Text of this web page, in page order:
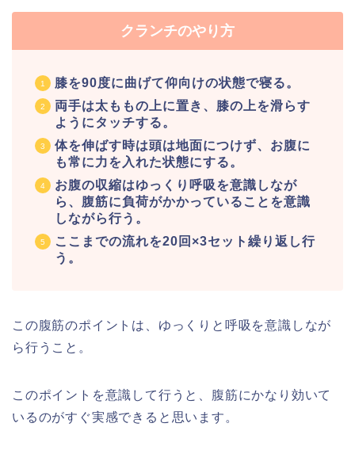
クランチのやり方
膝を90度に曲げて仰向けの状態で寝る。
両手は太ももの上に置き、膝の上を滑らす
ようにタッチする。
体を伸ばす時は頭は地面につけず、お腹に
も常に力を入れた状態にする。
お腹の収縮はゆっくり呼吸を意識しなが
ら、腹筋に負荷がかかっていることを意識
しながら行う。
ここまでの流れを20回×3セット繰り返し行
う。
この腹筋のポイントは、ゆっくりと呼吸を意識しなが
ら行うこと。
このポイントを意識して行うと、腹筋にかなり効いて
いるのがすぐ実感できると思います。